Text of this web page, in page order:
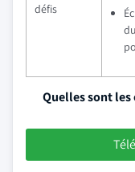
défis
Quelles sont les